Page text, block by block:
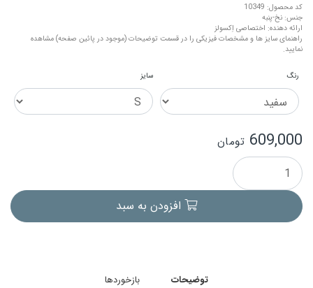
کد محصول: 10349
جنس: نخ-پنبه
ارائه دهنده: اختصاصی اِکسولز
راهنمای سایز ها و مشخصات فیزیکی را در قسمت توضیحات (موجود در پائین صفحه) مشاهده
نمایید.
رنگ سایز
609,000 تومان
افزودن به سبد
توضیحات بازخوردها